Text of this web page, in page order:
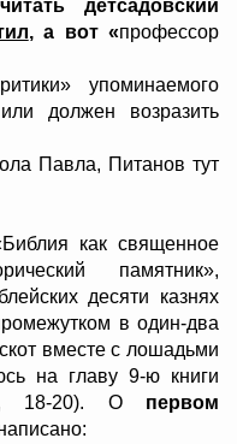
детсадовский
, а вот «профессор
упоминаемого
должен возразить
Павла, Питанов тут
как священное
памятник»,
десяти казнях
в один-два
вместе с лошадьми
на главу 9-ю книги
18-20). О первом